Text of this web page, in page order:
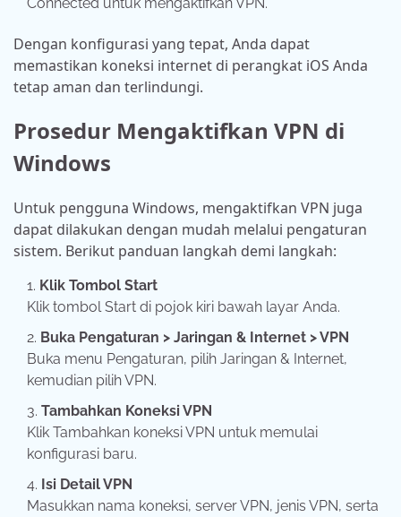
Dengan konfigurasi yang tepat, Anda dapat
memastikan koneksi internet di perangkat iOS Anda
tetap aman dan terlindungi.
Prosedur Mengaktifkan VPN di
Windows
Untuk pengguna Windows, mengaktifkan VPN juga
dapat dilakukan dengan mudah melalui pengaturan
sistem. Berikut panduan langkah demi langkah:
Klik Tombol Start
Klik tombol Start di pojok kiri bawah layar Anda.
Buka Pengaturan > Jaringan & Internet > VPN
Buka menu Pengaturan, pilih Jaringan & Internet,
kemudian pilih VPN.
Tambahkan Koneksi VPN
Klik Tambahkan koneksi VPN untuk memulai
konfigurasi baru.
Isi Detail VPN
Masukkan nama koneksi, server VPN, jenis VPN, serta